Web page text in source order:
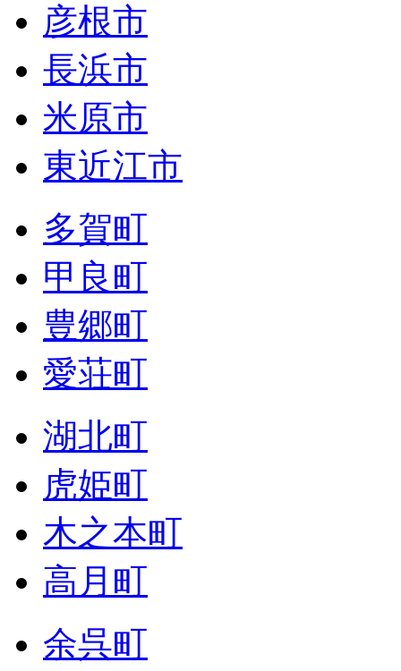
彦根市
長浜市
米原市
東近江市
多賀町
甲良町
豊郷町
愛荘町
湖北町
虎姫町
木之本町
高月町
余呉町